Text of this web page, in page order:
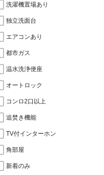
洗濯機置場あり
独立洗面台
エアコンあり
都市ガス
温水洗浄便座
オートロック
コンロ2口以上
追焚き機能
TV付インターホン
角部屋
新着のみ